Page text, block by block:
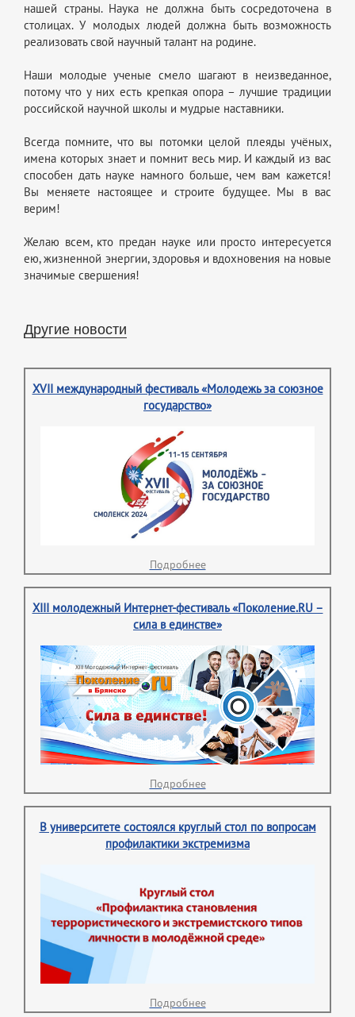
нашей страны. Наука не должна быть сосредоточена в
столицах. У молодых людей должна быть возможность
реализовать свой научный талант на родине.
Наши молодые ученые смело шагают в неизведанное,
потому что у них есть крепкая опора – лучшие традиции
российской научной школы и мудрые наставники.
Всегда помните, что вы потомки целой плеяды учёных,
имена которых знает и помнит весь мир. И каждый из вас
способен дать науке намного больше, чем вам кажется!
Вы меняете настоящее и строите будущее. Мы в вас
верим!
Желаю всем, кто предан науке или просто интересуется
ею, жизненной энергии, здоровья и вдохновения на новые
значимые свершения!
Другие новости
XVII международный фестиваль «Молодежь за союзное
государство»
Подробнее
XIII молодежный Интернет-фестиваль «Поколение.RU –
сила в единстве»
Подробнее
В университете состоялся круглый стол по вопросам
профилактики экстремизма
Подробнее